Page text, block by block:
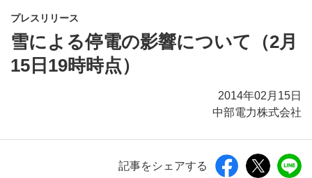
プレスリリース
雪による停電の影響について（2月
15日19時時点）
2014年02月15日
中部電力株式会社
記事をシェアする